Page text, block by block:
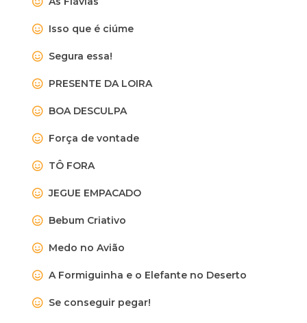
Isso que é ciúme
Segura essa!
PRESENTE DA LOIRA
BOA DESCULPA
Força de vontade
TÔ FORA
JEGUE EMPACADO
Bebum Criativo
Medo no Avião
A Formiguinha e o Elefante no Deserto
Se conseguir pegar!